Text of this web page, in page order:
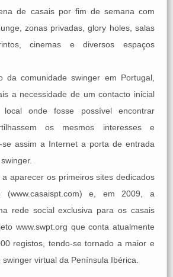
de casais por fim de semana com
zonas privadas, glory holes, salas
cinemas e diversos espaços
da comunidade swinger em Portugal,
a necessidade de um contacto inicial
onde fosse possível encontrar
os mesmos interesses e
se assim a Internet a porta de entrada
aparecer os primeiros sites dedicados
e, em 2009, a
rede social exclusiva para os casais
www.swpt.org que conta atualmente
registos, tendo-se tornado a maior e
virtual da Península Ibérica.